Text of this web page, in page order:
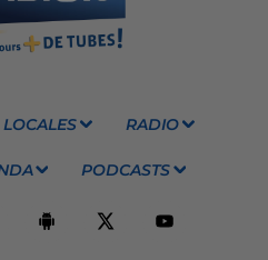
RADIO
PODCASTS